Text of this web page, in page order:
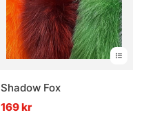
Shadow Fox
169 kr